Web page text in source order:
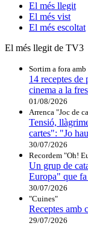
El més llegit
El més vist
El més escoltat
El més llegit de TV3
Sortim a fora
14 receptes
cinema a la
01/08/2026
Arrenca "Joc de
Tensió,
cartes": "Jo
30/07/2026
Recordem "Oh!
Un grup de
Europa" que fa
30/07/2026
"Cuines"
Receptes amb
29/07/2026